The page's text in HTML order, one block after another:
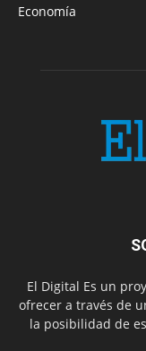
Economía
El Digital Es un
ofrecer a través de
la posibilidad de